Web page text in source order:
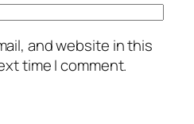
and website in this
time I comment.